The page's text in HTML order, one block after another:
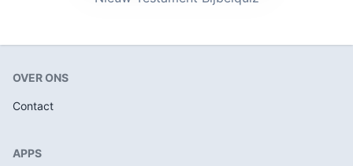
OVER ONS
Contact
APPS